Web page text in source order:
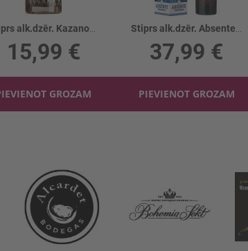
Stiprs alk.dzēr. Kazanova LATVADOS 40%
15,99 €
GROZAM
Stiprs alk.dzēr. Absente 55% kārbā+karote
37,99 €
PIEVIENOT GROZAM